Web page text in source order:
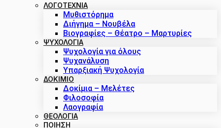
ΛΟΓΟΤΕΧΝΙΑ
Μυθιστόρημα
Διήγημα – Νουβέλα
Βιογραφίες – Θέατρο – Μαρτυρίες
ΨΥΧΟΛΟΓΙΑ
Ψυχολογία για όλους
Ψυχανάλυση
Υπαρξιακή Ψυχολογία
ΔΟΚΊΜΙΟ
Δοκίμια – Μελέτες
Φιλοσοφία
Λαογραφία
ΘΕΟΛΟΓΙΑ
ΠΟΙΗΣΗ